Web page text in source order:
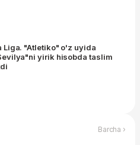
Liga. "Atletiko" o'z uyida
yirik hisobda taslim
Barcha ›